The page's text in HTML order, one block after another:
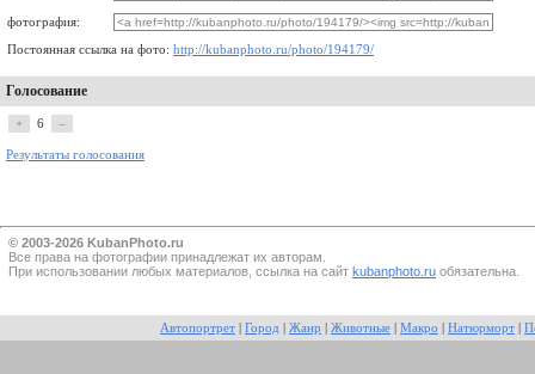
фотография:
Постоянная ссылка на фото: http://kubanphoto.ru/photo/194179/
Голосование
+ 6 –
Результаты голосования
© 2003-2026 KubanPhoto.ru
Все прaва на фотографии принадлежат их авторам.
При использовании любых материалов, ссылка на сайт kubanphoto.ru обязательна.
Автопортрет Город Жанр Животные Макро Натюрморт